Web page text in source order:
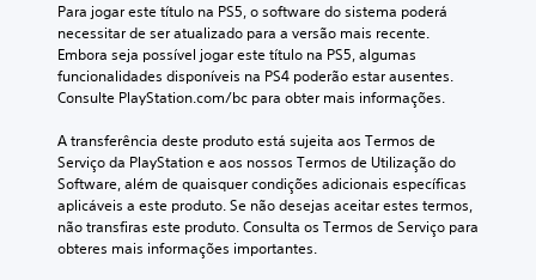
Para jogar este título na PS5, o software do sistema poderá
necessitar de ser atualizado para a versão mais recente.
Embora seja possível jogar este título na PS5, algumas
funcionalidades disponíveis na PS4 poderão estar ausentes.
Consulte PlayStation.com/bc para obter mais informações.
A transferência deste produto está sujeita aos Termos de
Serviço da PlayStation e aos nossos Termos de Utilização do
Software, além de quaisquer condições adicionais específicas
aplicáveis a este produto. Se não desejas aceitar estes termos,
não transfiras este produto. Consulta os Termos de Serviço para
obteres mais informações importantes.